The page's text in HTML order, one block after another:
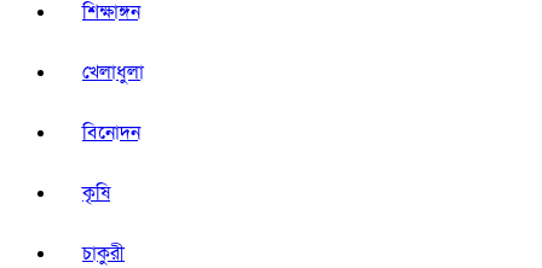
শিক্ষাঙ্গন
খেলাধুলা
বিনোদন
কৃষি
চাকুরী